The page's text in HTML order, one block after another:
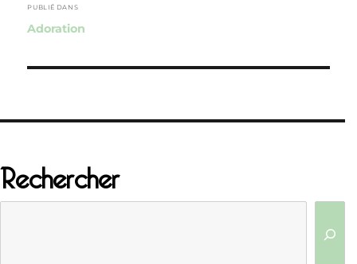
de
l’article
PUBLIÉ DANS
Adoration
Rechercher